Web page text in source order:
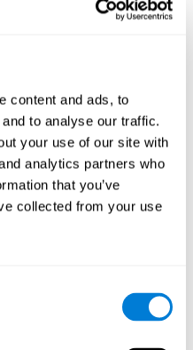
content and ads, to
to analyse our traffic.
your use of our site with
analytics partners who
that you’ve
collected from your use
avonturenspel waarbij de
en elke beweging zo
te bereiken. Bereid je
spelletjes vol
"Ant
van een specifiek